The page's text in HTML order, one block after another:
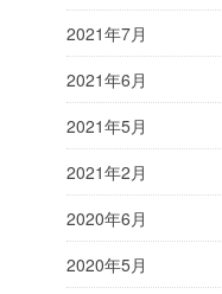
2021年7月
2021年6月
2021年5月
2021年2月
2020年6月
2020年5月